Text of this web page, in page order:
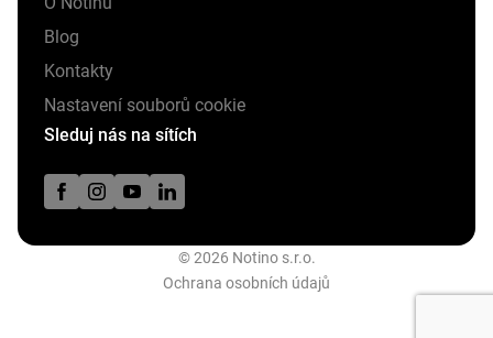
Blog
Kontakty
Nastavení souborů cookie
Sleduj nás na sítích
© 2026 Notino s.r.o.
Ochrana osobních údajů